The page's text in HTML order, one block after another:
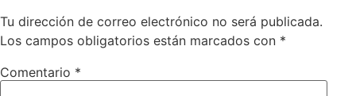
Tu dirección de correo electrónico no será publicada.
Los campos obligatorios están marcados con *
Comentario *